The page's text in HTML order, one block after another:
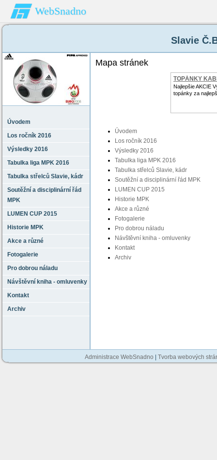
WebSnadno
Slavie
Úvodem
Los ročník 2016
Výsledky 2016
Tabulka liga MPK 2016
Tabulka střelců Slavie‚ kádr
Soutěžní a disciplinární řád
MPK
LUMEN CUP 2015
Historie MPK
Akce a různé
Fotogalerie
Pro dobrou náladu
Návštěvní kniha - omluvenky
Kontakt
Archiv
Mapa stránek
TOPÁNKY
Najlepšie AKCIE
topánky za
Úvodem
Los ročník 2016
Výsledky 2016
Tabulka liga MPK 2016
Tabulka střelců Slavie‚ kádr
Soutěžní a disciplinární řád MPK
LUMEN CUP 2015
Historie MPK
Akce a různé
Fotogalerie
Pro dobrou náladu
Návštěvní kniha - omluvenky
Kontakt
Archiv
Administrace WebSnadno Tvorba webových